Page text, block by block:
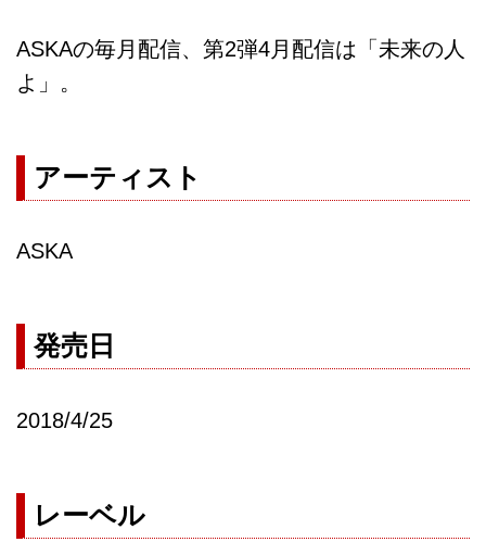
ASKAの毎月配信、第2弾4月配信は「未来の人
よ」。
アーティスト
ASKA
発売日
2018/4/25
レーベル